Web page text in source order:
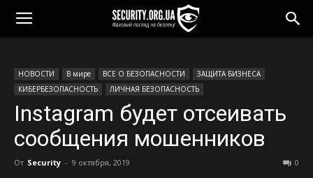
НОВОСТИ В мире ВСЕ О БЕЗОПАСНОСТИ
ЗАЩИТА БИЗНЕСА
КИБЕРБЕЗОПАСНОСТЬ
ЛИЧНАЯ БЕЗОПАСНОСТЬ
Instagram будет отсеивать
сообщения мошенников
От Security - 9 октября, 2019 0